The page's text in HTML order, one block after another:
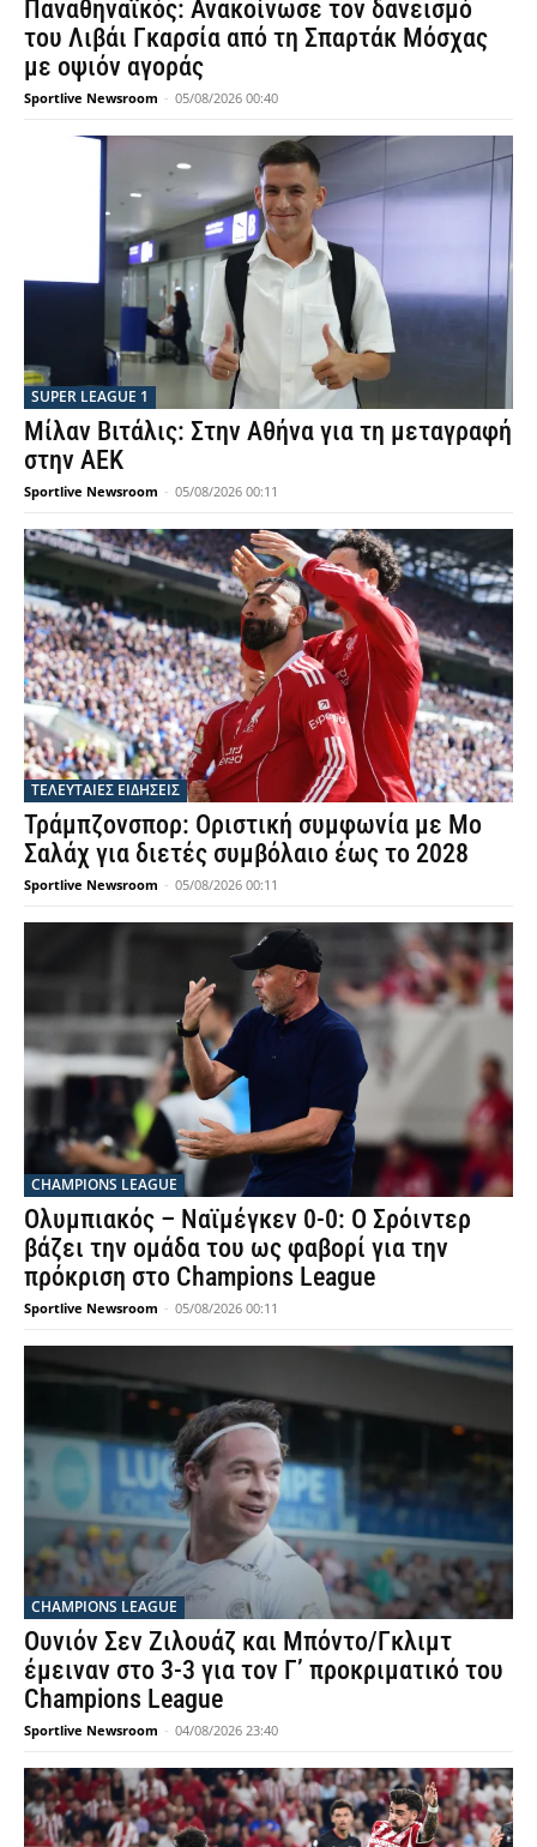
Παναθηναϊκός: Ανακοίνωσε τον δανεισμό
του Λιβάι Γκαρσία από τη Σπαρτάκ Μόσχας
με οψιόν αγοράς
Sportlive Newsroom - 05/08/2026 00:40
SUPER LEAGUE 1
Μίλαν Βιτάλις: Στην Αθήνα για τη μεταγραφή
στην ΑΕΚ
Sportlive Newsroom - 05/08/2026 00:11
ΤΕΛΕΥΤΑΙΕΣ ΕΙΔΗΣΕΙΣ
Τράμπζονσπορ: Οριστική συμφωνία με Μο
Σαλάχ για διετές συμβόλαιο έως το 2028
Sportlive Newsroom - 05/08/2026 00:11
CHAMPIONS LEAGUE
Ολυμπιακός – Ναϊμέγκεν 0-0: Ο Σρόιντερ
βάζει την ομάδα του ως φαβορί για την
πρόκριση στο Champions League
Sportlive Newsroom - 05/08/2026 00:11
CHAMPIONS LEAGUE
Ουνιόν Σεν Ζιλουάζ και Μπόντο/Γκλιμτ
έμειναν στο 3-3 για τον Γ’ προκριματικό του
Champions League
Sportlive Newsroom - 04/08/2026 23:40